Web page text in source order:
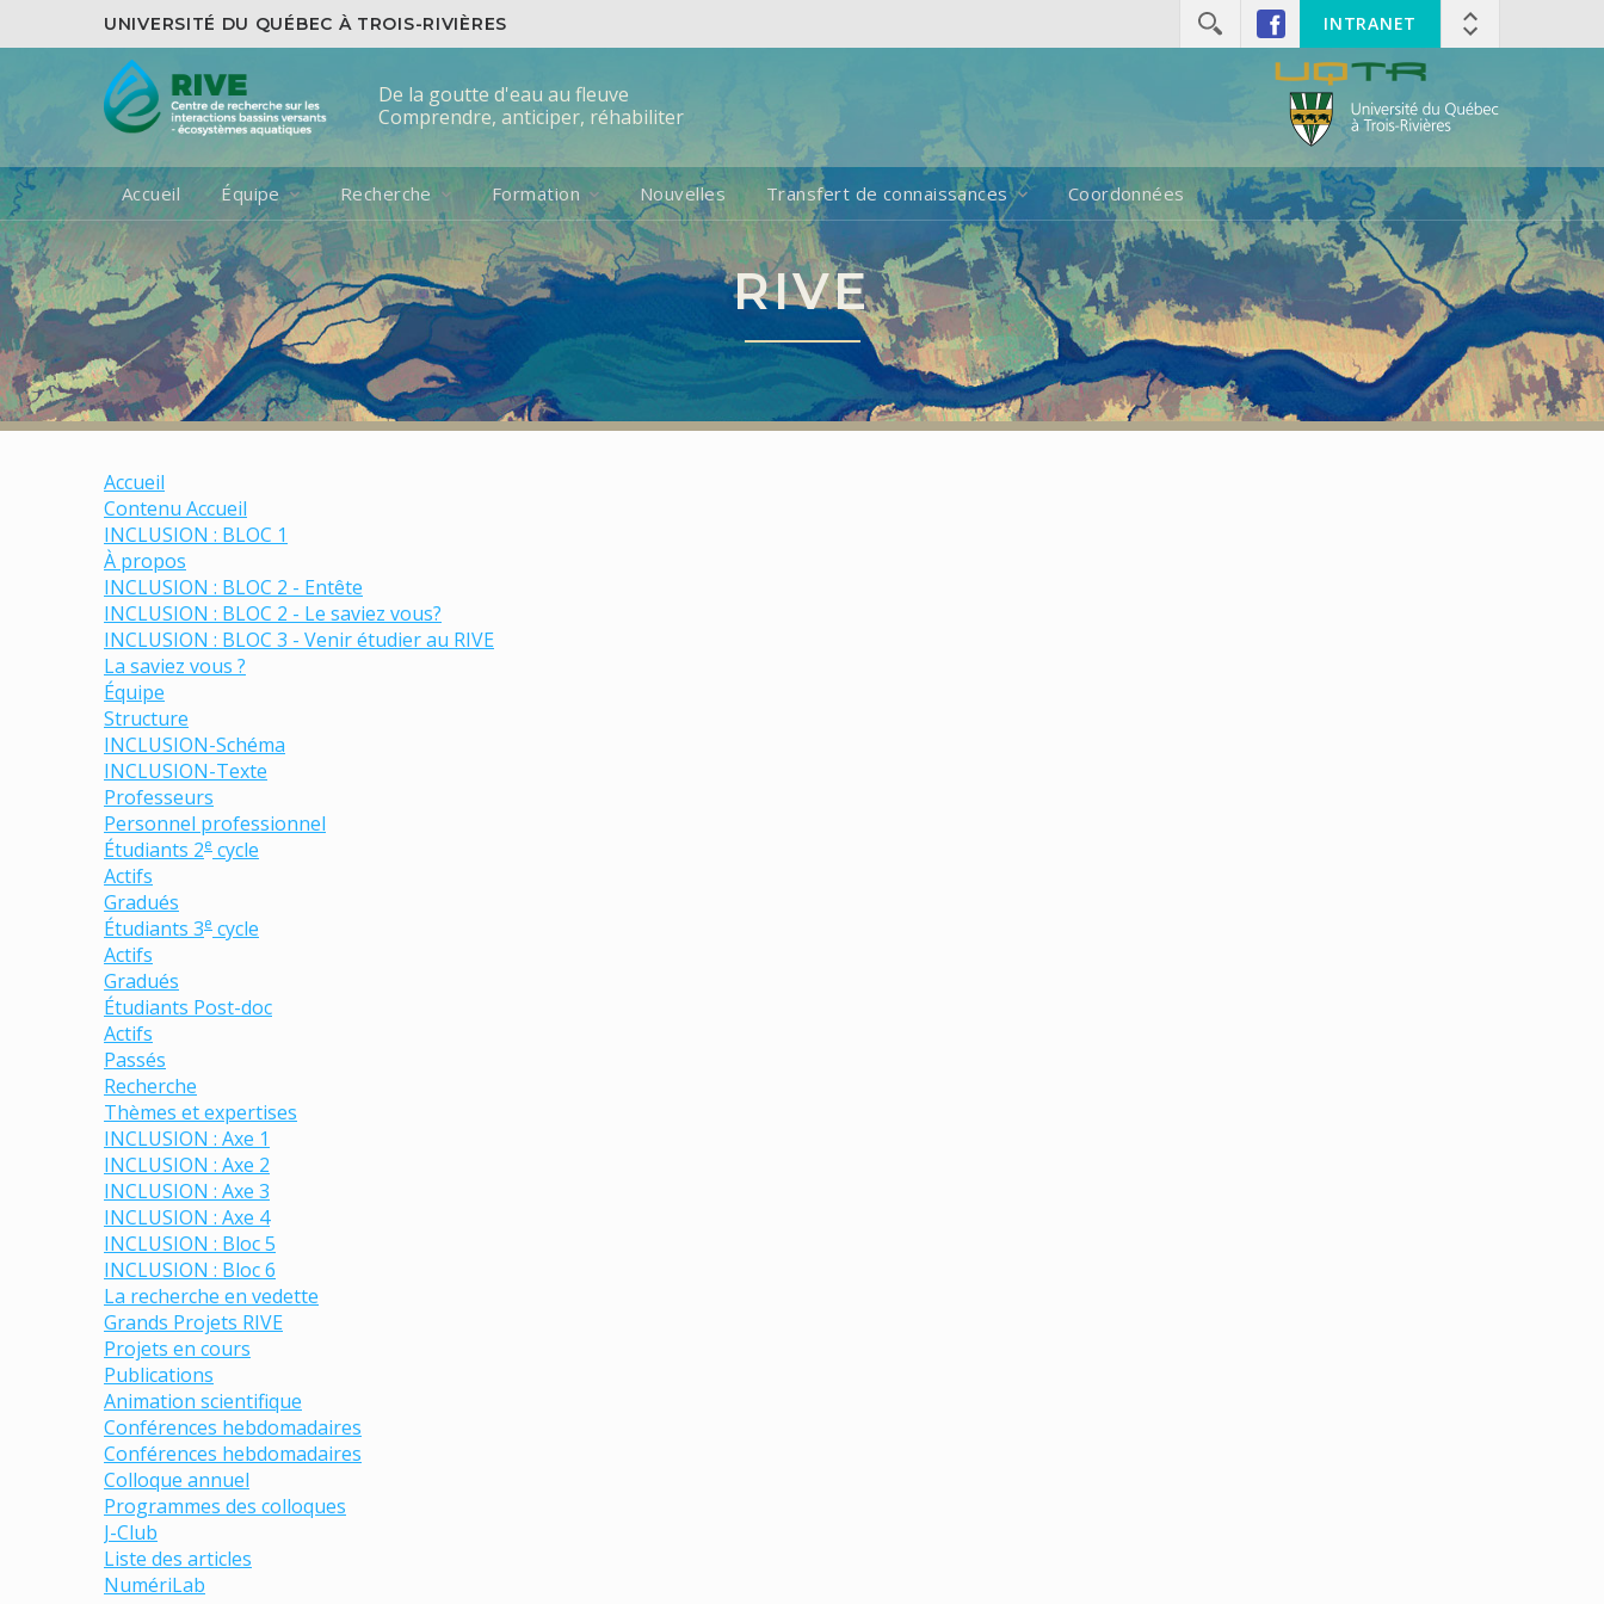
UNIVERSITÉ DU QUÉBEC À TROIS-RIVIÈRES INTRANET
De la goutte d'eau au fleuve
Comprendre, anticiper, réhabiliter
Accueil Équipe Recherche Formation Nouvelles Transfert de connaissances Coordonnées
RIVE
Accueil
Contenu Accueil
INCLUSION : BLOC 1
À propos
INCLUSION : BLOC 2 - Entête
INCLUSION : BLOC 2 - Le saviez vous?
INCLUSION : BLOC 3 - Venir étudier au RIVE
La saviez vous ?
Équipe
Structure
INCLUSION-Schéma
INCLUSION-Texte
Professeurs
Personnel professionnel
Étudiants 2e cycle
Actifs
Gradués
Étudiants 3e cycle
Actifs
Gradués
Étudiants Post-doc
Actifs
Passés
Recherche
Thèmes et expertises
INCLUSION : Axe 1
INCLUSION : Axe 2
INCLUSION : Axe 3
INCLUSION : Axe 4
INCLUSION : Bloc 5
INCLUSION : Bloc 6
La recherche en vedette
Grands Projets RIVE
Projets en cours
Publications
Animation scientifique
Conférences hebdomadaires
Conférences hebdomadaires
Colloque annuel
Programmes des colloques
J-Club
Liste des articles
NumériLab